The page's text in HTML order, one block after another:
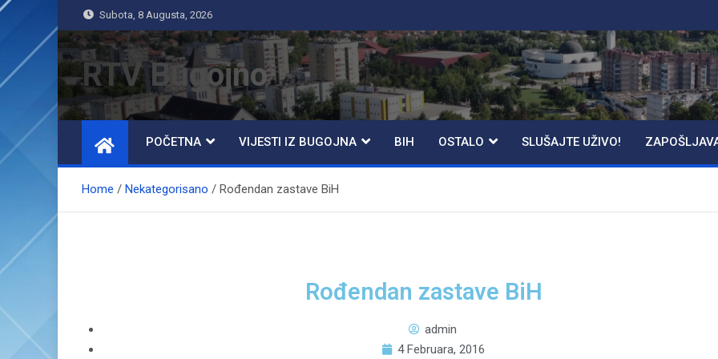
Subota, 8 Augusta, 2026
RTV Bugojno
POČETNA VIJESTI IZ BUGOJNA BIH OSTALO SLUŠAJTE UŽIVO!
Home Nekategorisano Rođendan zastave BiH
Rođendan zastave BiH
admin
4 Februara, 2016